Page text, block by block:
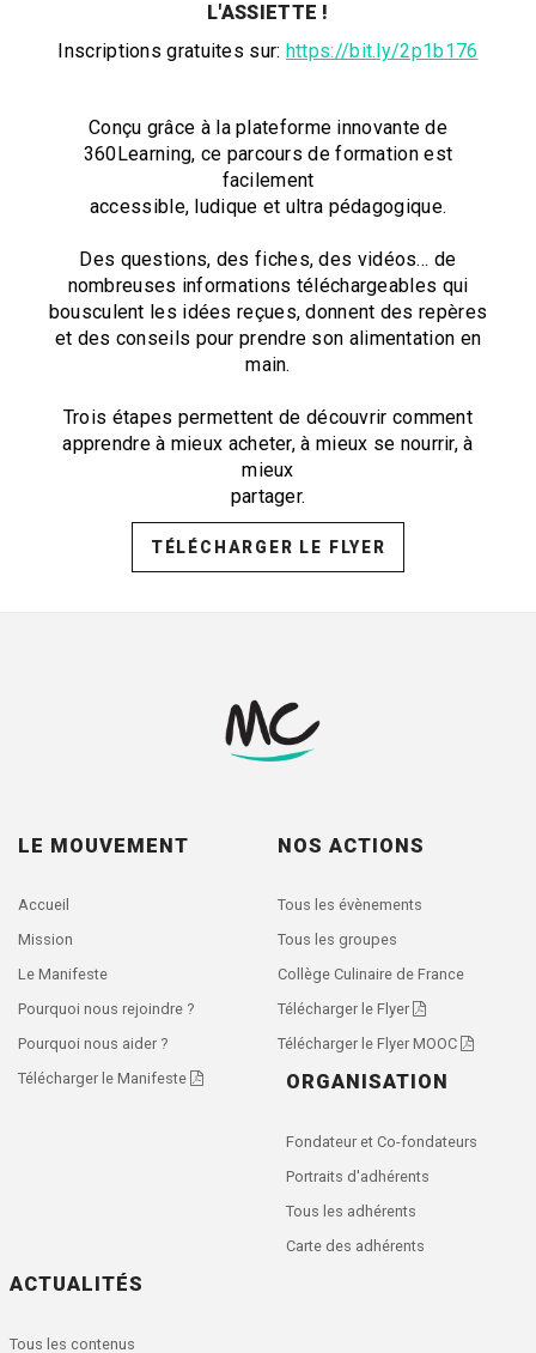
L'ASSIETTE !
Inscriptions gratuites sur: https://bit.ly/2p1b176
Conçu grâce à la plateforme innovante de
360Learning, ce parcours de formation est
facilement
accessible, ludique et ultra pédagogique.
Des questions, des fiches, des vidéos… de
nombreuses informations téléchargeables qui
bousculent les idées reçues, donnent des repères
et des conseils pour prendre son alimentation en
main.
Trois étapes permettent de découvrir comment
apprendre à mieux acheter, à mieux se nourrir, à
mieux
partager.
TÉLÉCHARGER LE FLYER
LE MOUVEMENT
Accueil
Mission
Le Manifeste
Pourquoi nous rejoindre ?
Pourquoi nous aider ?
Télécharger le Manifeste
NOS ACTIONS
Tous les évènements
Tous les groupes
Collège Culinaire de France
Télécharger le Flyer
Télécharger le Flyer MOOC
ORGANISATION
Fondateur et Co-fondateurs
Portraits d'adhérents
Tous les adhérents
Carte des adhérents
ACTUALITÉS
Tous les contenus